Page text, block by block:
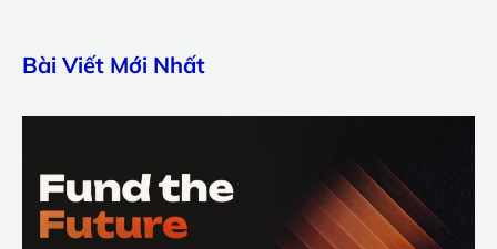
Bài Viết Mới Nhất